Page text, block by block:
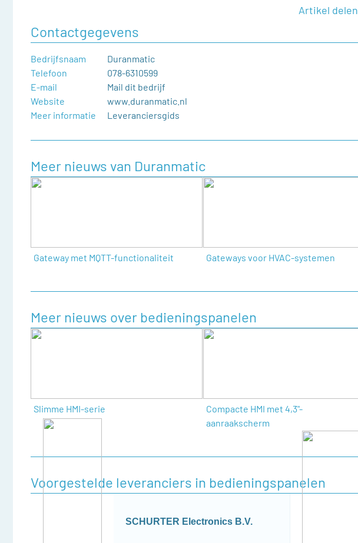
Artikel delen
Contactgegevens
Bedrijfsnaam
Duranmatic
Telefoon
078-6310599
E-mail
Mail dit bedrijf
Website
www.duranmatic.nl
Meer informatie
Leveranciersgids
Meer nieuws van Duranmatic
Gateway met MQTT-functionaliteit Gateways voor HVAC-systemen
Meer nieuws over bedieningspanelen
Slimme HMI-serie
Compacte HMI met 4,3"-
aanraakscherm
Voorgestelde leveranciers in bedieningspanelen
SCHURTER Electronics B.V.